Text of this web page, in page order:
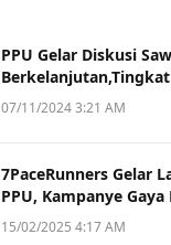
PPU Gelar Diskusi
dan Kualitas
07/11/2024 3:21 AM
7PaceRunners Gelar
PPU, Kampanye
Dukung UMKM
15/02/2025 4:17 AM